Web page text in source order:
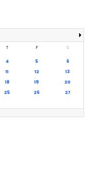
T F S
4 5
6
11 12
13
18 19
20
25 26
27